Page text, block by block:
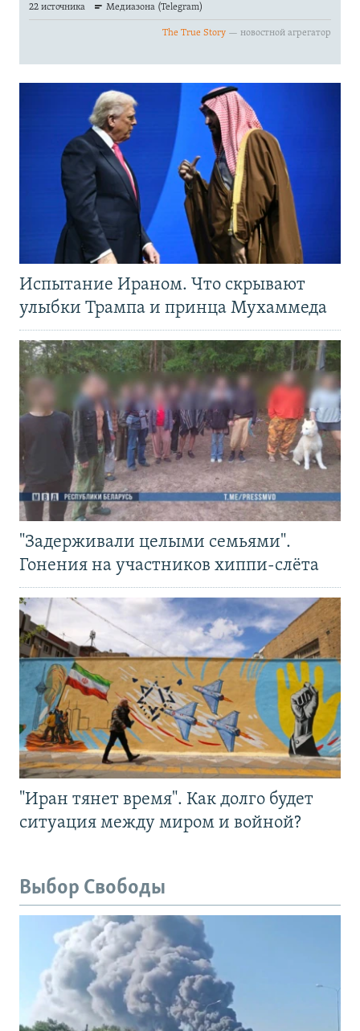
Испытание Ираном. Что скрывают
улыбки Трампа и принца Мухаммеда
"Задерживали целыми семьями".
Гонения на участников хиппи-слёта
"Иран тянет время". Как долго будет
ситуация между миром и войной?
Выбор Свободы